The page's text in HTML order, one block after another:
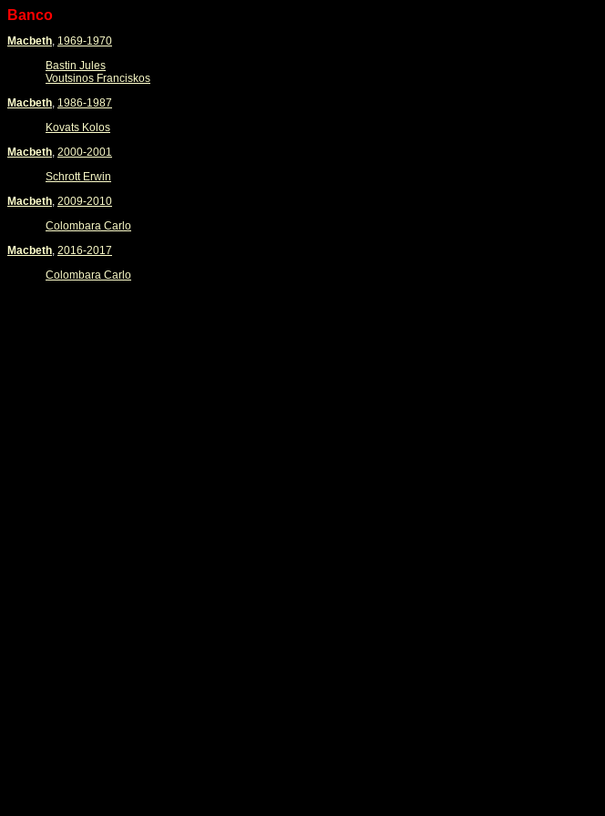
Banco
Macbeth, 1969-1970
Bastin Jules
Voutsinos Franciskos
Macbeth, 1986-1987
Kovats Kolos
Macbeth, 2000-2001
Schrott Erwin
Macbeth, 2009-2010
Colombara Carlo
Macbeth, 2016-2017
Colombara Carlo